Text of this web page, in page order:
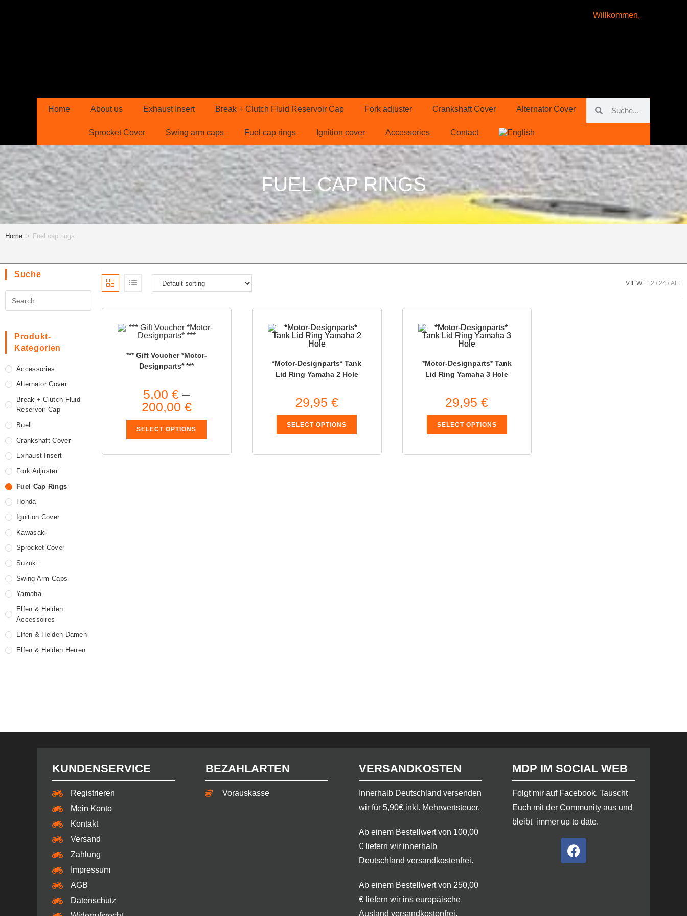
Willkommen,
Home About us Exhaust Insert Break + Clutch Fluid Reservoir Cap Fork adjuster Crankshaft Cover Alternator Cover
Sprocket Cover Swing arm caps Fuel cap rings Ignition cover Accessories Contact
FUEL CAP RINGS
Home > Fuel cap rings
Suche
Produkt-
Kategorien
Accessories
Alternator Cover
Break + Clutch Fluid
Reservoir Cap
Buell
Crankshaft Cover
Exhaust Insert
Fork Adjuster
Fuel Cap Rings
Honda
Ignition Cover
Kawasaki
Sprocket Cover
Suzuki
Swing Arm Caps
Yamaha
Elfen & Helden
Accessoires
Elfen & Helden Damen
Elfen & Helden Herren
VIEW: 12 24 ALL
*** Gift Voucher *Motor-
Designparts* ***
5,00€ –
200,00 €
SELECT OPTIONS
*Motor-Designparts* Tank
Lid Ring Yamaha 2 Hole
29,95 €
SELECT OPTIONS
*Motor-Designparts* Tank
Lid Ring Yamaha 3 Hole
29,95€
SELECT OPTIONS
KUNDENSERVICE
Registrieren
Mein Konto
Kontakt
Versand
Zahlung
Impressum
AGB
Datenschutz
BEZAHLARTEN
Vorauskasse
VERSANDKOSTEN
​Innerhalb Deutschland versenden
wir für 5,90€ inkl. Mehrwertsteuer.
Ab einem Bestellwert von 100,00
€ liefern wir innerhalb
Deutschland versandkostenfrei.
Ab einem Bestellwert von 250,00
€ liefern wir ins europäische
Ausland versandkostenfrei.
MDP IM SOCIAL WEB
​Folgt mir auf Facebook. Tauscht
Euch mit der Community aus und
bleibt immer up to date.